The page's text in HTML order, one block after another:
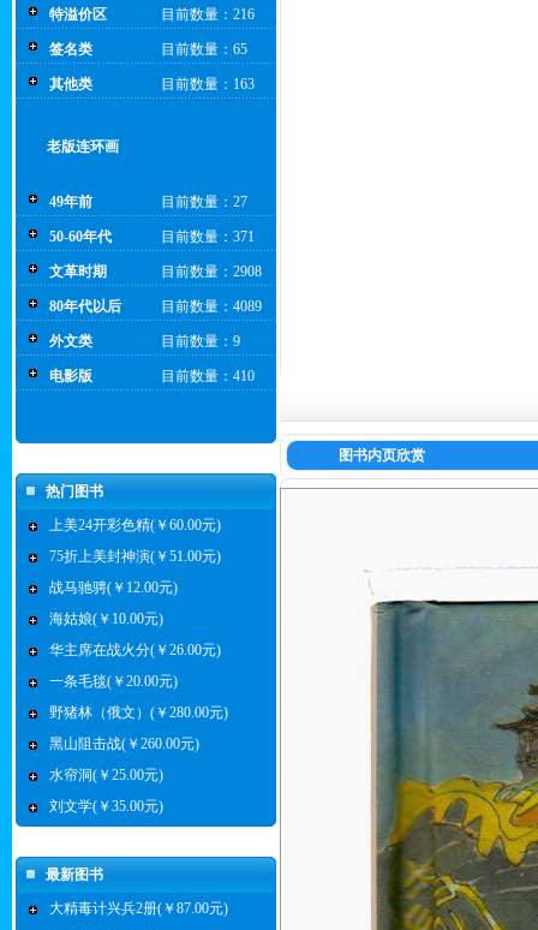
特溢价区 目前数量：216
签名类 目前数量：65
其他类 目前数量：163
老版连环画
49年前 目前数量：27
50-60年代 目前数量：371
文革时期 目前数量：2908
80年代以后 目前数量：4089
外文类 目前数量：9
电影版 目前数量：410
热门图书
上美24开彩色精(￥60.00元)
75折上美封神演(￥51.00元)
战马驰骋(￥12.00元)
海姑娘(￥10.00元)
华主席在战火分(￥26.00元)
一条毛毯(￥20.00元)
野猪林（俄文）(￥280.00元)
黑山阻击战(￥260.00元)
水帘洞(￥25.00元)
刘文学(￥35.00元)
最新图书
大精毒计兴兵2册(￥87.00元)
图书内页欣赏